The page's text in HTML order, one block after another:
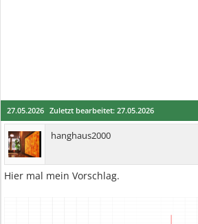
27.05.2026 Zuletzt bearbeitet: 27.05.2026
hanghaus2000
Hier mal mein Vorschlag.